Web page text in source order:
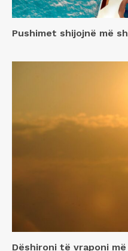
Pushimet shijojnë më
Dëshironi të vraponi